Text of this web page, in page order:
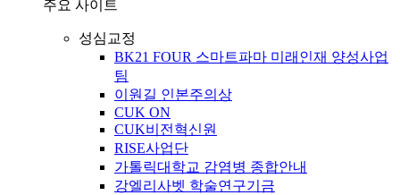
주요 사이트
성심교정
BK21 FOUR 스마트파마 미래인재 양성사업
팀
이원길 인본주의상
CUK ON
CUK비전혁신원
RISE사업단
가톨릭대학교 감염병 종합안내
강엘리사벳 학술연구기금